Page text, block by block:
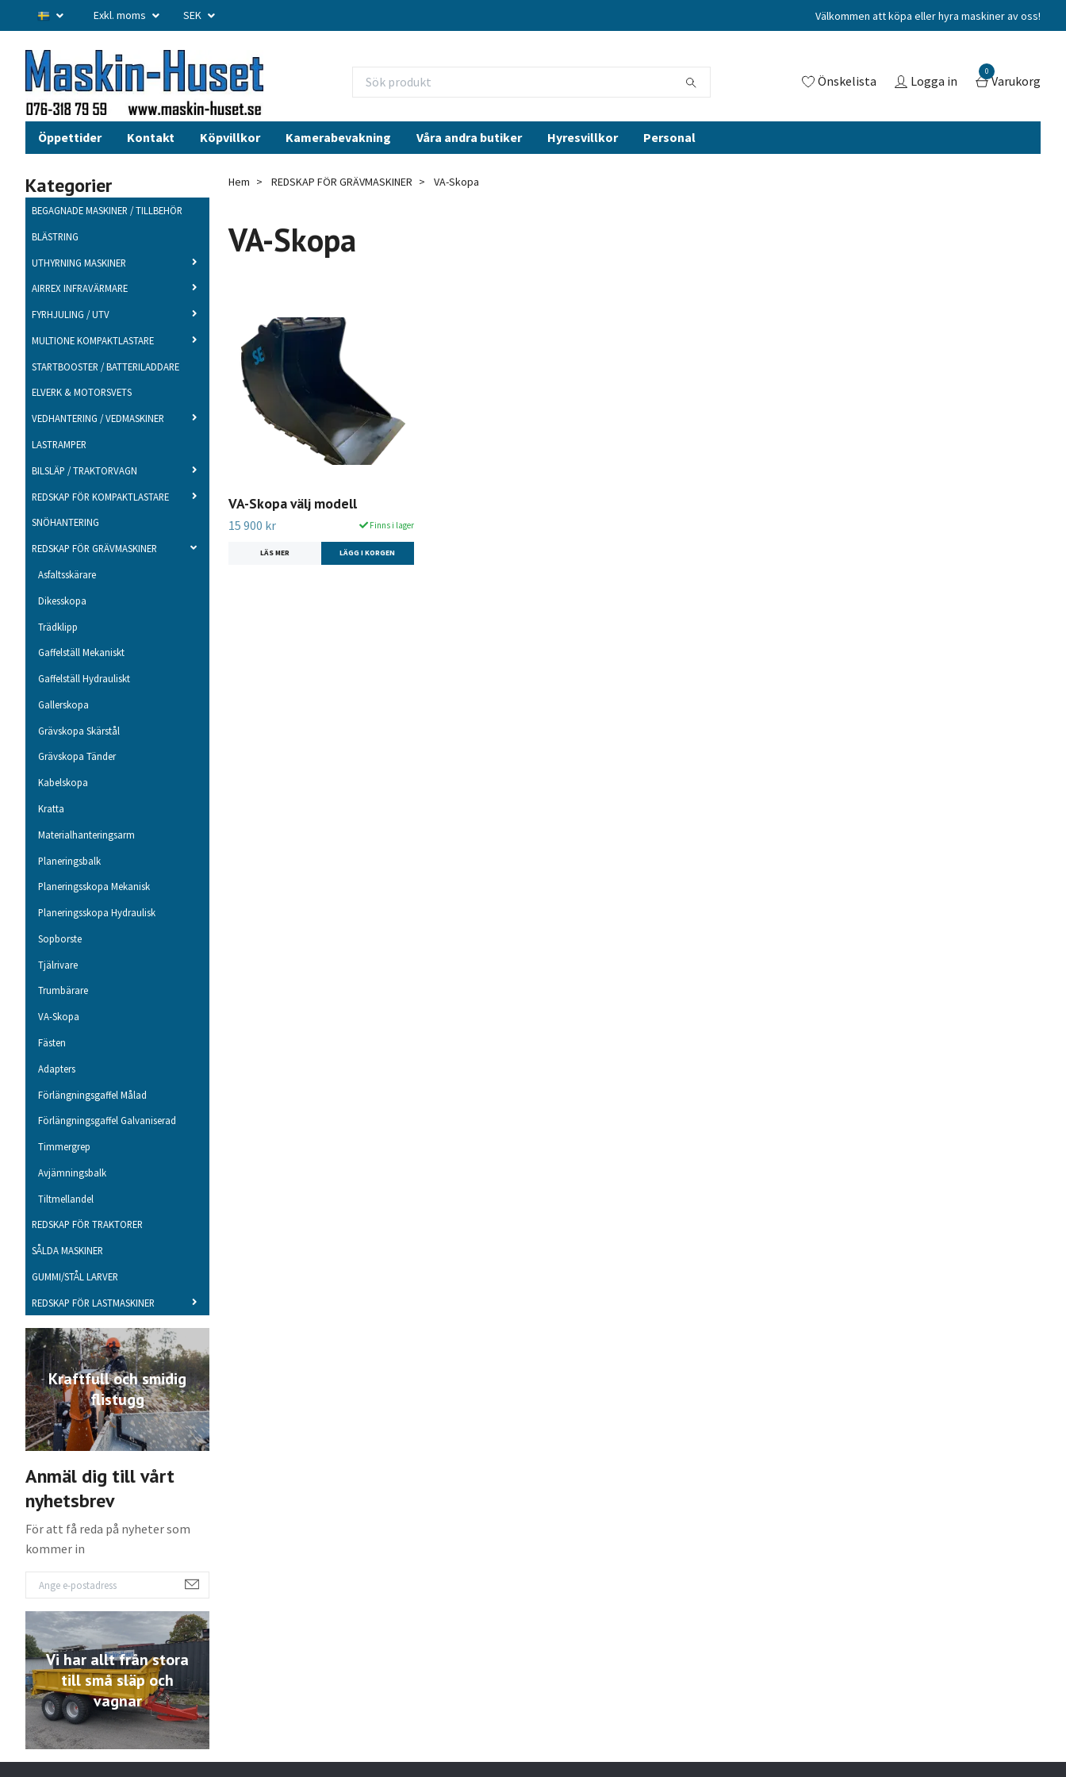
Exkl. moms SEK Välkommen att köpa eller hyra maskiner av oss!
Önskelista Logga in
0
Varukorg
Öppettider Kontakt Köpvillkor Kamerabevakning Våra andra butiker Hyresvillkor Personal
Kategorier
BEGAGNADE MASKINER / TILLBEHÖR
BLÄSTRING
UTHYRNING MASKINER
AIRREX INFRAVÄRMARE
FYRHJULING / UTV
MULTIONE KOMPAKTLASTARE
STARTBOOSTER / BATTERILADDARE
ELVERK & MOTORSVETS
VEDHANTERING / VEDMASKINER
LASTRAMPER
BILSLÄP / TRAKTORVAGN
REDSKAP FÖR KOMPAKTLASTARE
SNÖHANTERING
REDSKAP FÖR GRÄVMASKINER
Asfaltsskärare
Dikesskopa
Trädklipp
Gaffelställ Mekaniskt
Gaffelställ Hydrauliskt
Gallerskopa
Grävskopa Skärstål
Grävskopa Tänder
Kabelskopa
Kratta
Materialhanteringsarm
Planeringsbalk
Planeringsskopa Mekanisk
Planeringsskopa Hydraulisk
Sopborste
Tjälrivare
Trumbärare
VA-Skopa
Fästen
Adapters
Förlängningsgaffel Målad
Förlängningsgaffel Galvaniserad
Timmergrep
Avjämningsbalk
Tiltmellandel
REDSKAP FÖR TRAKTORER
SÅLDA MASKINER
GUMMI/STÅL LARVER
REDSKAP FÖR LASTMASKINER
Kraftfull och smidig
flistugg
Anmäl dig till vårt
nyhetsbrev
För att få reda på nyheter som
kommer in
Vi har allt från stora
till små släp och
vagnar
Hem REDSKAP FÖR GRÄVMASKINER VA-Skopa
VA-Skopa
VA-Skopa välj modell
15 900 kr Finns i lager
LÄS MER LÄGG I KORGEN